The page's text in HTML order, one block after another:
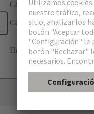
Contactos
Contacto de engaste
Han E